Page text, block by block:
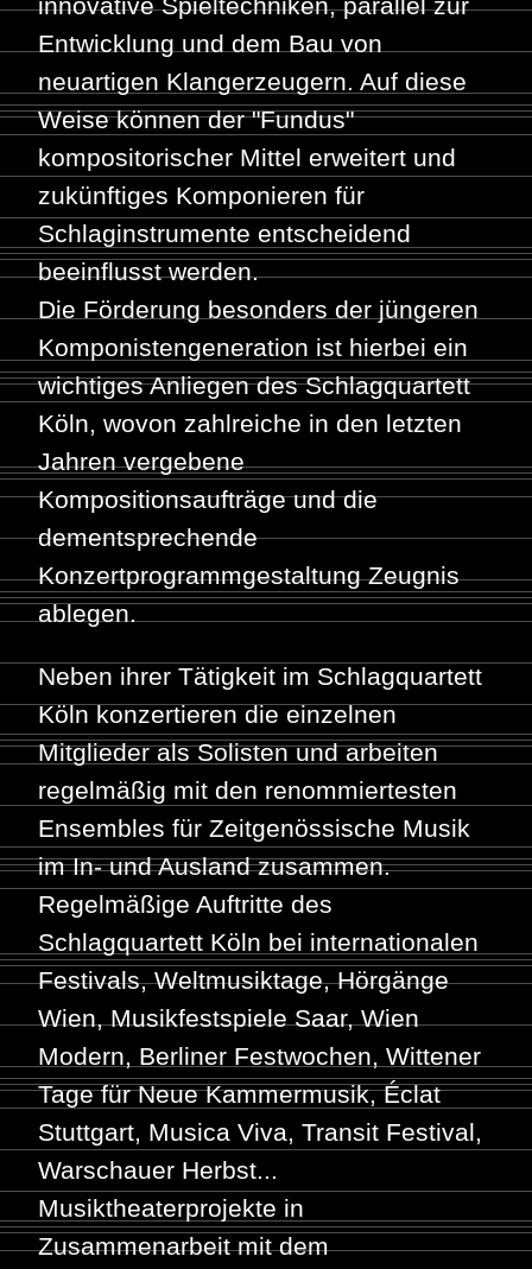
innovative Spieltechniken, parallel zur
Entwicklung und dem Bau von
neuartigen Klangerzeugern. Auf diese
Weise können der "Fundus"
kompositorischer Mittel erweitert und
zukünftiges Komponieren für
Schlaginstrumente entscheidend
beeinflusst werden.
Die Förderung besonders der jüngeren
Komponistengeneration ist hierbei ein
wichtiges Anliegen des Schlagquartett
Köln, wovon zahlreiche in den letzten
Jahren vergebene
Kompositionsaufträge und die
dementsprechende
Konzertprogrammgestaltung Zeugnis
ablegen.
Neben ihrer Tätigkeit im Schlagquartett
Köln konzertieren die einzelnen
Mitglieder als Solisten und arbeiten
regelmäßig mit den renommiertesten
Ensembles für Zeitgenössische Musik
im In- und Ausland zusammen.
Regelmäßige Auftritte des
Schlagquartett Köln bei internationalen
Festivals, Weltmusiktage, Hörgänge
Wien, Musikfestspiele Saar, Wien
Modern, Berliner Festwochen, Wittener
Tage für Neue Kammermusik, Éclat
Stuttgart, Musica Viva, Transit Festival,
Warschauer Herbst...
Musiktheaterprojekte in
Zusammenarbeit mit dem